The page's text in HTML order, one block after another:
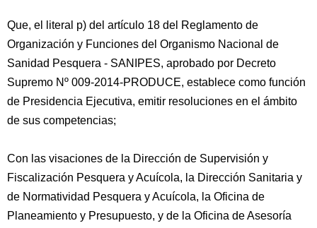
Que, el literal p) del artículo 18 del Reglamento de
Organización y Funciones del Organismo Nacional de
Sanidad Pesquera - SANIPES, aprobado por Decreto
Supremo Nº 009-2014-PRODUCE, establece como función
de Presidencia Ejecutiva, emitir resoluciones en el ámbito
de sus competencias;
Con las visaciones de la Dirección de Supervisión y
Fiscalización Pesquera y Acuícola, la Dirección Sanitaria y
de Normatividad Pesquera y Acuícola, la Oficina de
Planeamiento y Presupuesto, y de la Oficina de Asesoría